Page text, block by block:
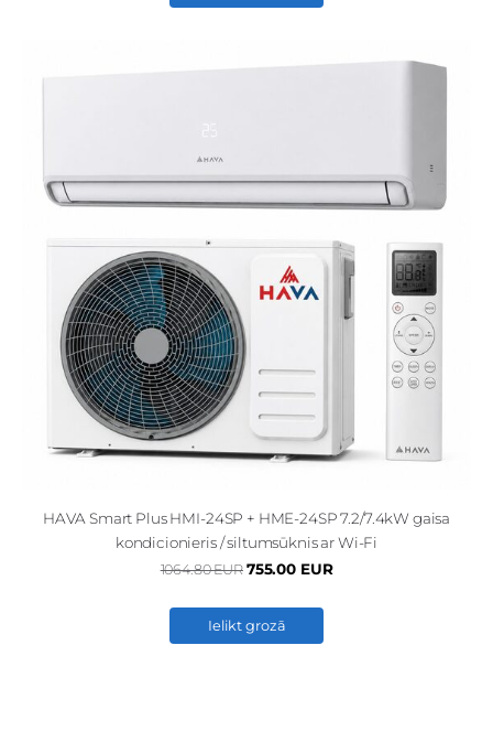
HAVA Smart Plus HMI-24SP + HME-24SP 7.2/7.4kW gaisa
kondicionieris / siltumsūknis ar Wi-Fi
1064.80 EUR 755.00 EUR
Ielikt grozā